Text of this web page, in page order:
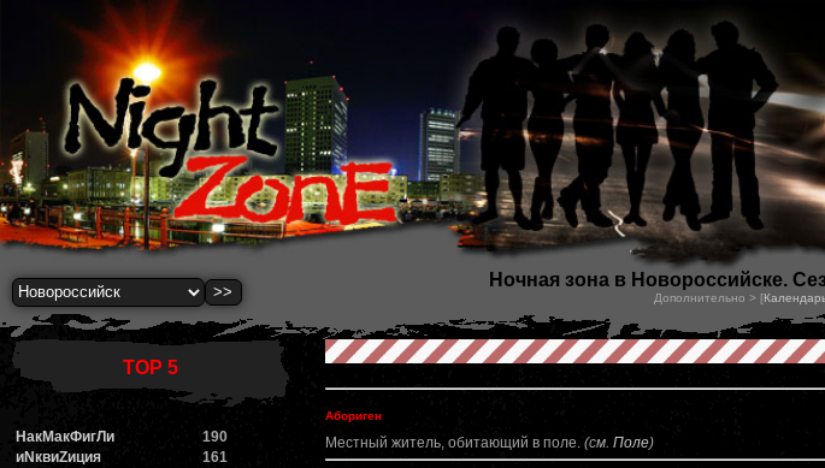
Ночная зона в Новороссийске.
Дополнительно > [
TOP 5
НакМакФигЛи
190
иNквиZиция
161
Абориген
Местный житель, обитающий в поле. (см. Поле)